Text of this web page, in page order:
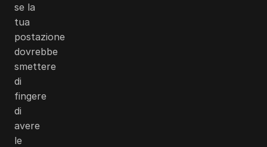
se la
tua
postazione
dovrebbe
smettere
di
fingere
di
avere
le